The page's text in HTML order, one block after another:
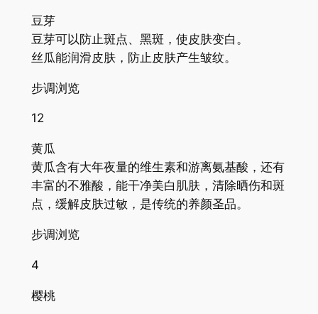
豆芽
豆芽可以防止斑点、黑斑，使皮肤变白。
丝瓜能润滑皮肤，防止皮肤产生皱纹。
步调浏览
12
黄瓜
黄瓜含有大年夜量的维生素和游离氨基酸，还有
丰富的不雅酸，能干净美白肌肤，清除晒伤和斑
点，缓解皮肤过敏，是传统的养颜圣品。
步调浏览
4
樱桃